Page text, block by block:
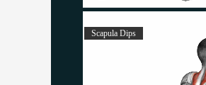
Scapula Dips